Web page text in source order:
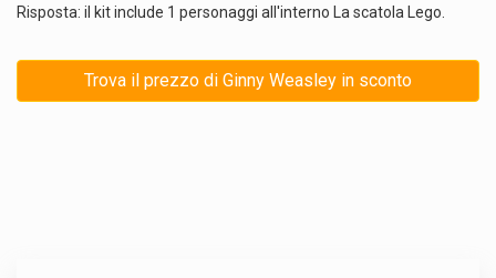
Risposta: il kit include 1 personaggi all'interno La scatola Lego.
Trova il prezzo di Ginny Weasley in sconto